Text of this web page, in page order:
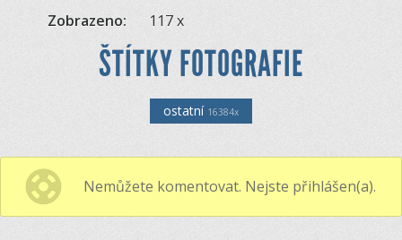
Zobrazeno:
117 x
ŠTÍTKY FOTOGRAFIE
ostatní 16384x
Nemůžete komentovat. Nejste přihlášen(a).